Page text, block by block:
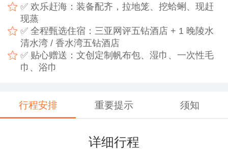
✅ 欢乐赶海：装备配齐，拉地笼、挖蛤蜊、现赶
现蒸
✅ 全程甄选住宿：三亚网评五钻酒店 + 1 晚陵水
清水湾 / 香水湾五钻酒店
✅ 贴心赠送：文创定制帆布包、湿巾、一次性毛
巾、浴巾
行程安排 重要提示 须知
详细行程